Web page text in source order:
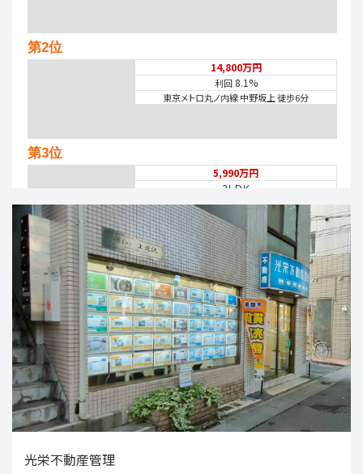
第2位
14,800万円
利回8.1%
東京メトロ丸ノ内線 中野坂上 徒歩6分
第3位
5,990万円
3ＬＤＫ
西武池袋・豊島線 石神井公園
第4位
6,390万円
4ＬＤＫ
西武池袋・豊島線 保谷 徒歩19分
第5位
6,980万円
2ＳＬＤＫ
井荻駅
歩18分
光栄不動産管理